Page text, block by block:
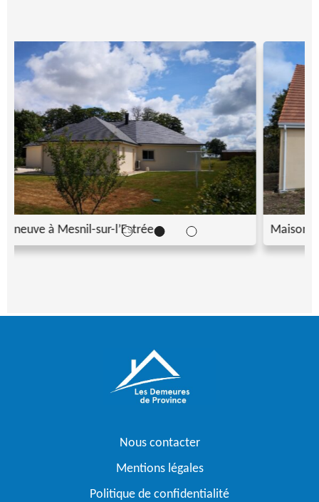
Maison neuve à Marcilly-la-Campagne
Nous contacter
Mentions légales
Politique de confidentialité